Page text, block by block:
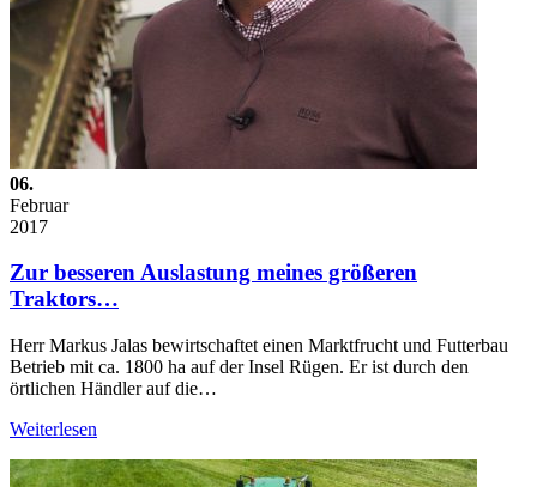
06.
Februar
2017
Zur besseren Auslastung meines größeren
Traktors…
Herr Markus Jalas bewirtschaftet einen Marktfrucht und Futterbau
Betrieb mit ca. 1800 ha auf der Insel Rügen. Er ist durch den
örtlichen Händler auf die…
Weiterlesen